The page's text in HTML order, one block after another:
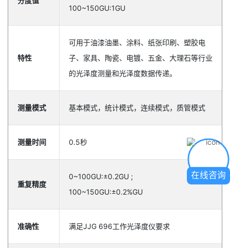
100~150GU:1GU
特性
可用于油漆油墨、涂料、纸张印刷、塑胶电
子、家具、陶瓷、电镀、五金、大理石等行业
的光泽度测量和光泽度数据传递。
测量模式 基本模式，统计模式，连续模式，质管模式
测量时间 0.5秒
重复精度
0~100GU:±0.2GU ;
100~150GU:±0.2%GU
准确性 满足JJG 696工作光泽度仪要求
在线咨询